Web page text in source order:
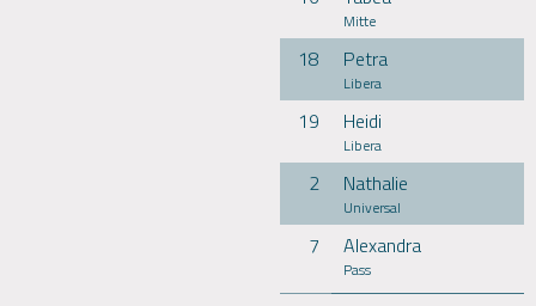
Mitte
18 Petra
Libera
19 Heidi
Libera
2 Nathalie
Universal
7 Alexandra
Pass